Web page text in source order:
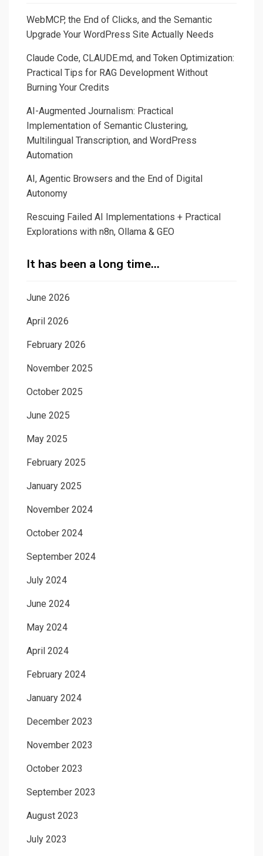
WebMCP, the End of Clicks, and the Semantic
Upgrade Your WordPress Site Actually Needs
Claude Code, CLAUDE.md, and Token Optimization:
Practical Tips for RAG Development Without
Burning Your Credits
AI-Augmented Journalism: Practical
Implementation of Semantic Clustering,
Multilingual Transcription, and WordPress
Automation
AI, Agentic Browsers and the End of Digital
Autonomy
Rescuing Failed AI Implementations + Practical
Explorations with n8n, Ollama & GEO
It has been a long time…
June 2026
April 2026
February 2026
November 2025
October 2025
June 2025
May 2025
February 2025
January 2025
November 2024
October 2024
September 2024
July 2024
June 2024
May 2024
April 2024
February 2024
January 2024
December 2023
November 2023
October 2023
September 2023
August 2023
July 2023